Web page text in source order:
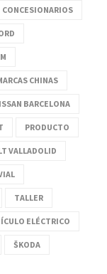
CONCESIONARIOS
CHINAS
BARCELONA
PRODUCTO
VALLADOLID
TALLER
ELÉCTRICO
ŠKODA